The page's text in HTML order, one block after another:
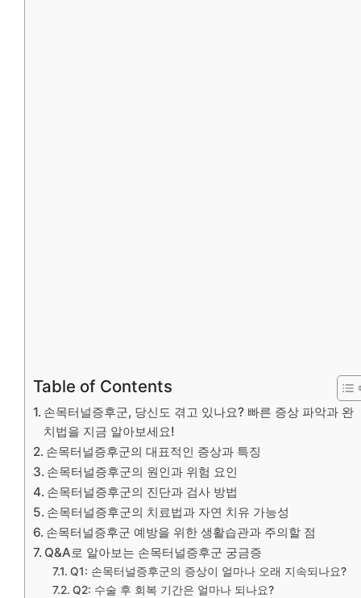
Table of Contents
손목터널증후군, 당신도 겪고 있나요? 빠른 증상 파악과 완
치법을 지금 알아보세요!
손목터널증후군의 대표적인 증상과 특징
손목터널증후군의 원인과 위험 요인
손목터널증후군의 진단과 검사 방법
손목터널증후군의 치료법과 자연 치유 가능성
손목터널증후군 예방을 위한 생활습관과 주의할 점
Q&A로 알아보는 손목터널증후군 궁금증
Q1: 손목터널증후군의 증상이 얼마나 오래 지속되나요?
Q2: 수술 후 회복 기간은 얼마나 되나요?